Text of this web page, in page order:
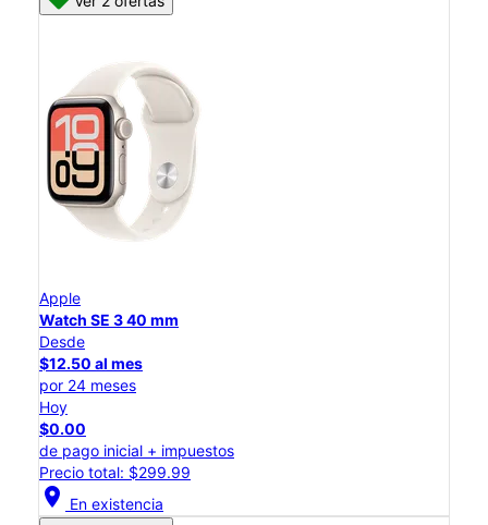
Apple
Watch SE 3 40 mm
Desde
$12.50 al mes
por 24 meses
Hoy
$0.00
de pago inicial + impuestos
Precio total: $299.99
location_on En existencia